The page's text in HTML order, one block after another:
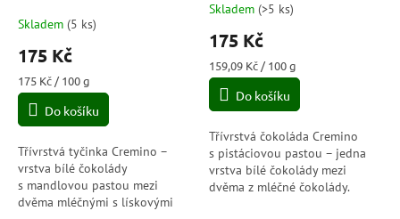
100g
Skladem (5 ks)
175 Kč
Měrná
cena:
175 Kč / 100 g
Do košíku
Třívrstvá tyčinka Cremino –
vrstva bílé čokolády
s mandlovou pastou mezi
dvěma mléčnými s lískovými
Průměrné
hodnocení
produktu
je
4,8
5
hvězdiček.
Skladem (>5 ks)
175 Kč
Měrná
cena:
159,09 Kč / 100 g
Do košíku
Třívrstvá čokoláda Cremino
s pistáciovou pastou – jedna
vrstva bílé čokolády mezi
dvěma z mléčné čokolády.